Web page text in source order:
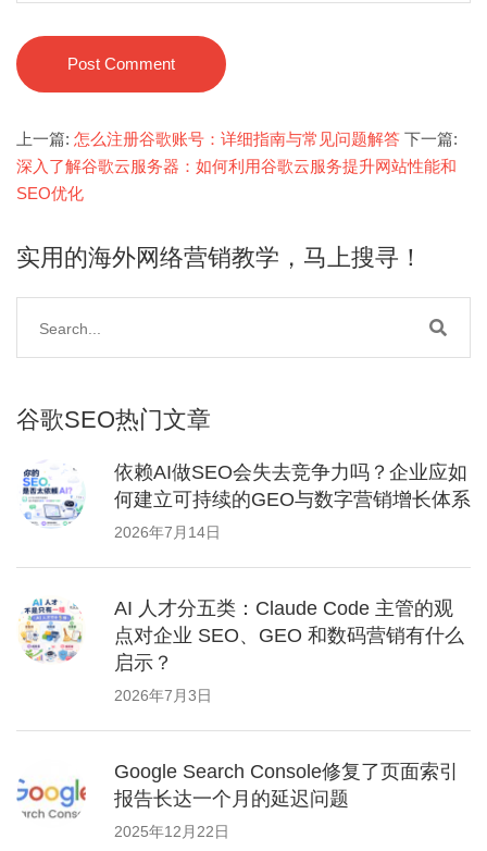
Post Comment
上一篇: 怎么注册谷歌账号：详细指南与常见问题解答 下一篇:
深入了解谷歌云服务器：如何利用谷歌云服务提升网站性能和
SEO优化
实用的海外网络营销教学，马上搜寻！
谷歌SEO热门文章
依赖AI做SEO会失去竞争力吗？企业应如
何建立可持续的GEO与数字营销增长体系
2026年7月14日
AI 人才分五类：Claude Code 主管的观
点对企业 SEO、GEO 和数码营销有什么
启示？
2026年7月3日
Google Search Console修复了页面索引
报告长达一个月的延迟问题
2025年12月22日